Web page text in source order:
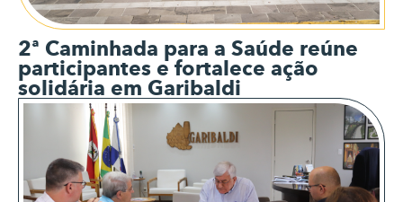
2ª Caminhada para a Saúde reúne
participantes e fortalece ação
solidária em Garibaldi